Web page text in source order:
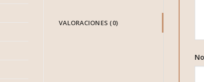
VALORACIONES (0)